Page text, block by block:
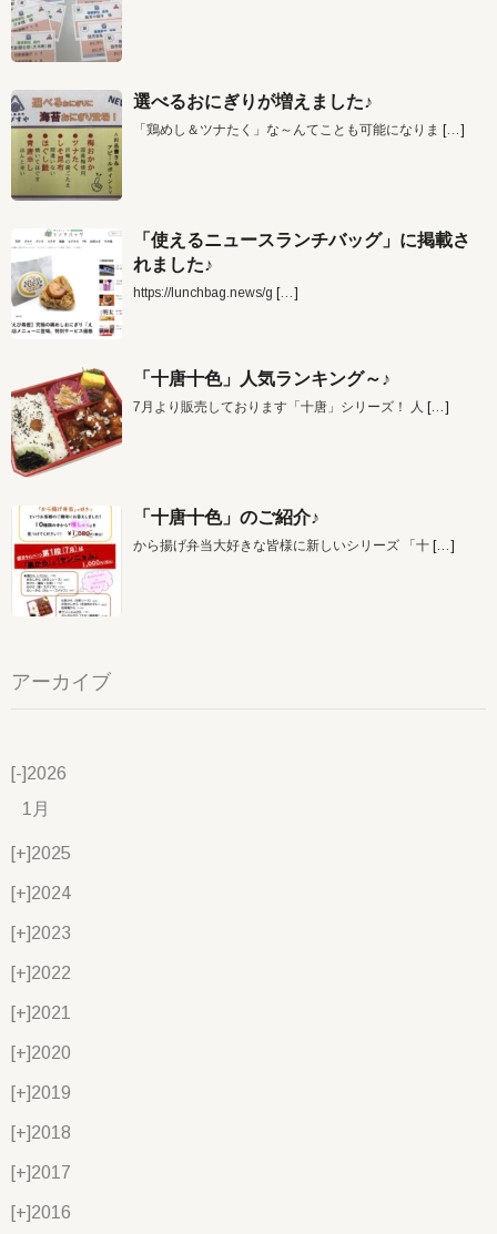
選べるおにぎりが増えました♪
「鶏めし＆ツナたく」な～んてことも可能になりま […]
「使えるニュースランチバッグ」に掲載さ
れました♪
https://lunchbag.news/g […]
「十唐十色」人気ランキング～♪
7月より販売しております「十唐」シリーズ！ 人 […]
「十唐十色」のご紹介♪
から揚げ弁当大好きな皆様に新しいシリーズ 「十 […]
アーカイブ
[-]2026
1月
[+]2025
[+]2024
[+]2023
[+]2022
[+]2021
[+]2020
[+]2019
[+]2018
[+]2017
[+]2016